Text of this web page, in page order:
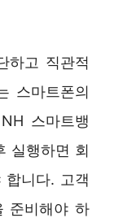
하고 직관적
스마트폰의
스마트뱅
실행하면 회
합니다. 고객
준비해야 하